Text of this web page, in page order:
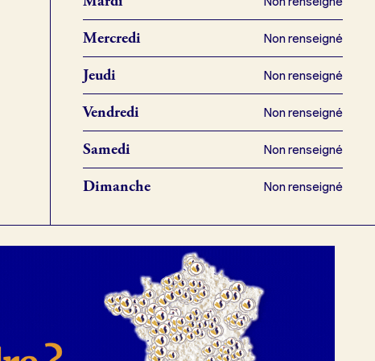
Mercredi Non renseigné
Jeudi Non renseigné
Vendredi Non renseigné
Samedi Non renseigné
Dimanche Non renseigné